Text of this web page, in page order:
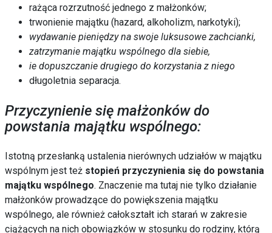
rażąca rozrzutność jednego z małżonków;
trwonienie majątku (hazard, alkoholizm, narkotyki);
wydawanie pieniędzy na swoje luksusowe zachcianki,
zatrzymanie majątku wspólnego dla siebie,
ie dopuszczanie drugiego do korzystania z niego
długoletnia separacja.
Przyczynienie się małżonków do
powstania majątku wspólnego:
Istotną przesłanką ustalenia nierównych udziałów w majątku
wspólnym jest też stopień przyczynienia się do powstania
majątku wspólnego. Znaczenie ma tutaj nie tylko działanie
małżonków prowadzące do powiększenia majątku
wspólnego, ale również całokształt ich starań w zakresie
ciążących na nich obowiązków w stosunku do rodziny, którą